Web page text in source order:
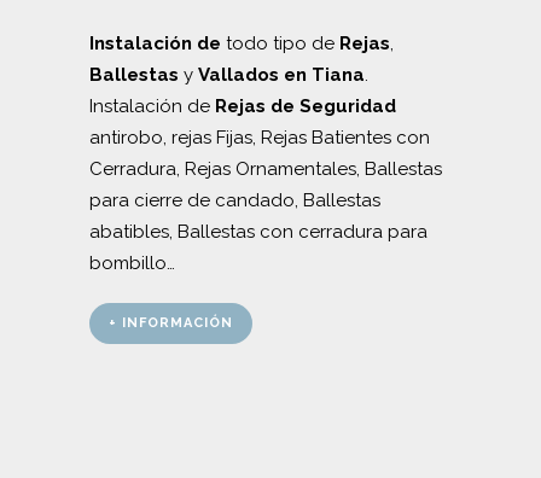
Instalación de todo tipo de Rejas,
Ballestas y Vallados en Tiana.
Instalación de Rejas de Seguridad
antirobo, rejas Fijas, Rejas Batientes con
Cerradura, Rejas Ornamentales, Ballestas
para cierre de candado, Ballestas
abatibles, Ballestas con cerradura para
bombillo…
+ INFORMACIÓN